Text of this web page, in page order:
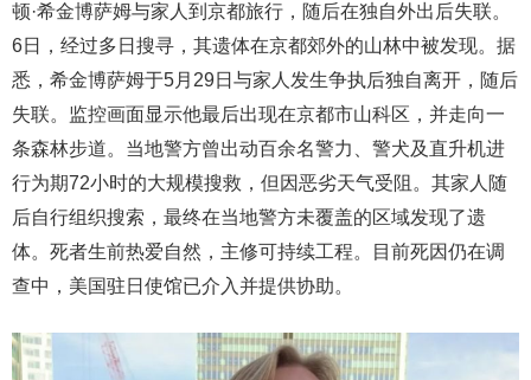
顿·希金博萨姆与家人到京都旅行，随后在独自外出后失联。
6日，经过多日搜寻，其遗体在京都郊外的山林中被发现。据
悉，希金博萨姆于5月29日与家人发生争执后独自离开，随后
失联。监控画面显示他最后出现在京都市山科区，并走向一
条森林步道。当地警方曾出动百余名警力、警犬及直升机进
行为期72小时的大规模搜救，但因恶劣天气受阻。其家人随
后自行组织搜索，最终在当地警方未覆盖的区域发现了遗
体。死者生前热爱自然，主修可持续工程。目前死因仍在调
查中，美国驻日使馆已介入并提供协助。